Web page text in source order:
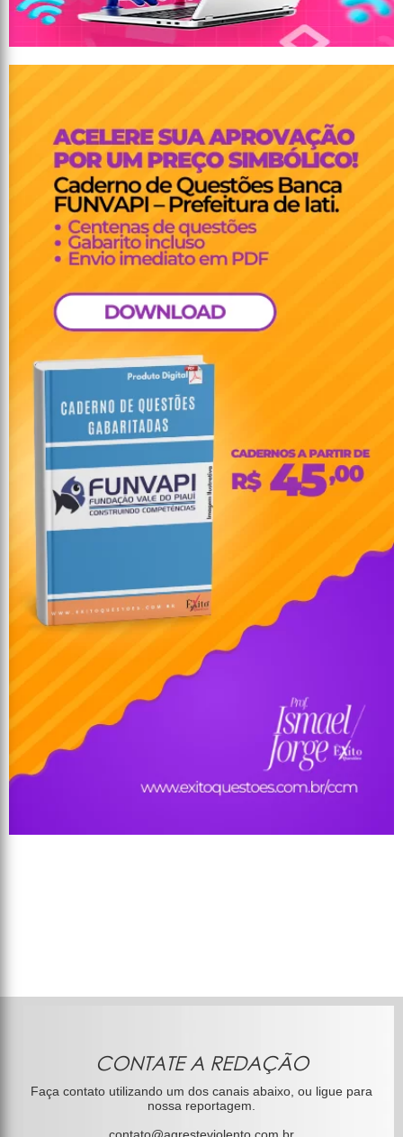
CONTATE A REDAÇÃO
Faça contato utilizando um dos canais abaixo, ou ligue para
nossa reportagem.